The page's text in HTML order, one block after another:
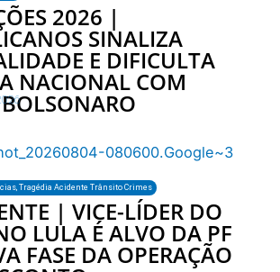
2026 |
SINALIZA
E DIFICULTA
NACIONAL COM
, Tragédia Acidente Trânsito Crimes
| VICE-LÍDER DO
LULA É ALVO DA PF
FASE DA OPERAÇÃO